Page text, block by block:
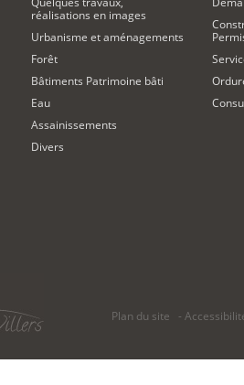
réalisations en images
Urbanisme et aménagements
Forêt
Bâtiments Patrimoine bâti
Eau
Assainissements
Divers
Plan du site